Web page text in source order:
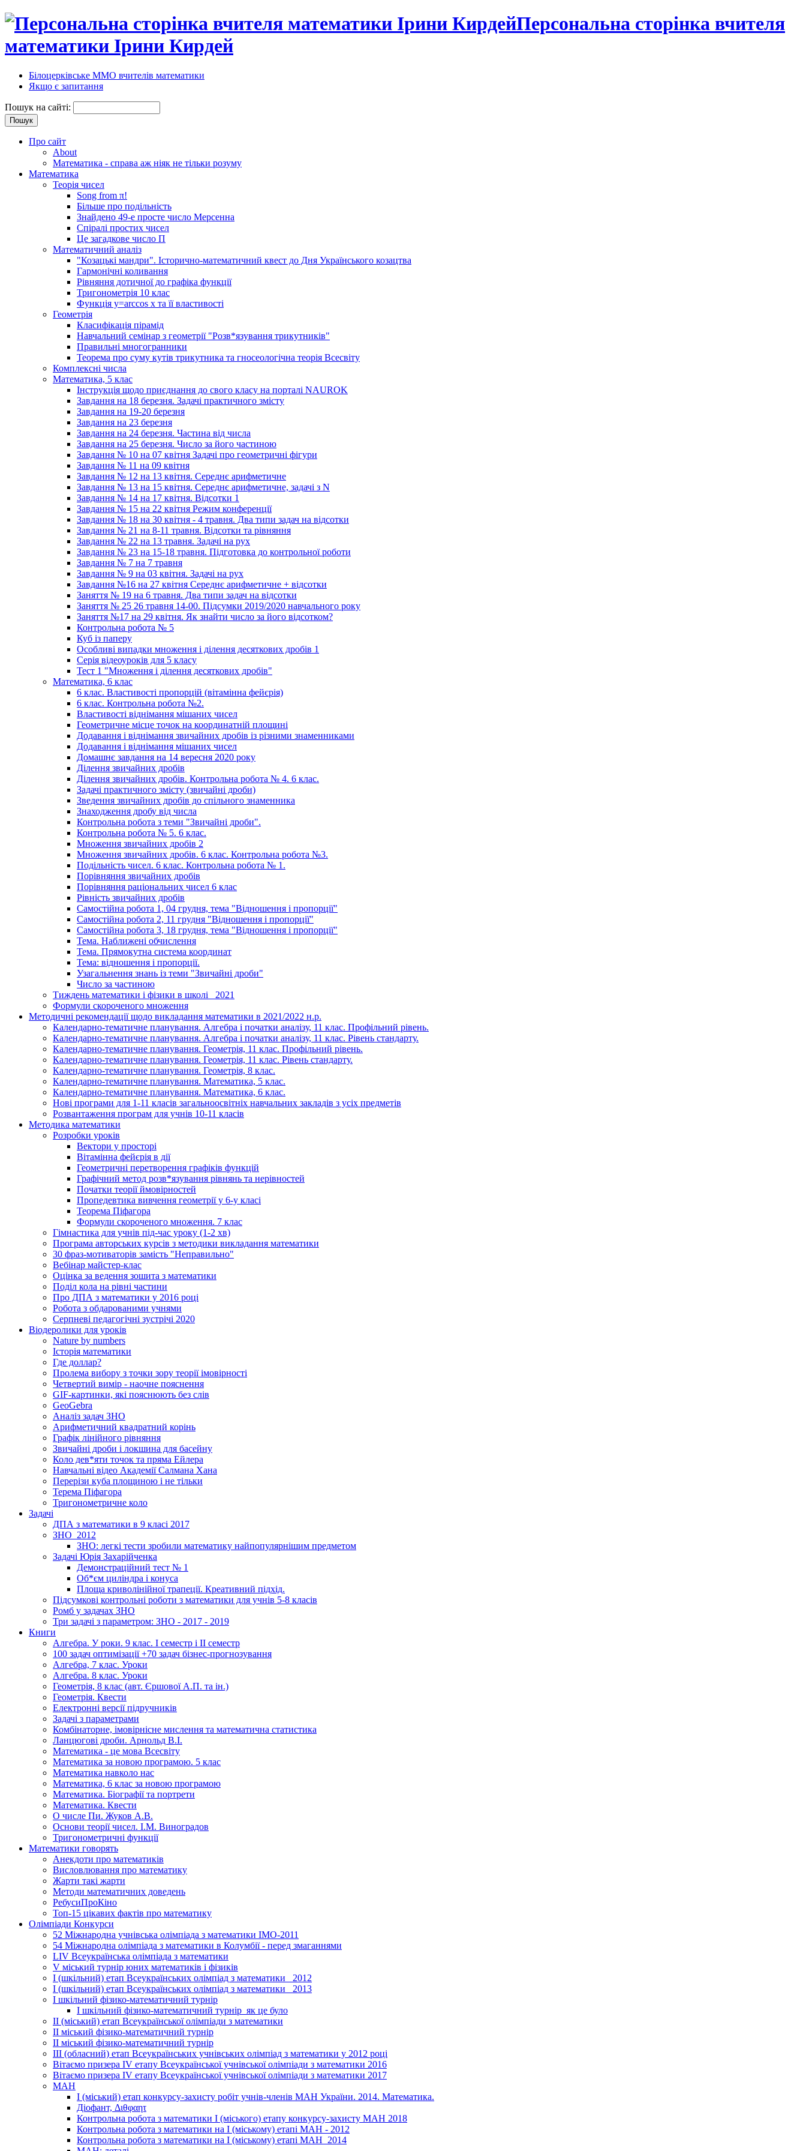
Персональна сторінка вчителя
математики Ірини Кирдей
Білоцерківське ММО вчителів математики
Якщо є запитання
Пошук на сайті:
Про сайт
About
Математика - справа аж ніяк не тільки розуму
Математика
Теорія чисел
Song from π!
Більше про подільність
Знайдено 49-е просте число Мерсенна
Спіралі простих чисел
Це загадкове число П
Математичний аналіз
"Козацькі мандри". Історично-математичний квест до Дня Українського козацтва
Гармонічні коливання
Рівняння дотичної до графіка функції
Тригонометрія 10 клас
Функція y=arccos x та її властивості
Геометрія
Класифікація пірамід
Навчальний семінар з геометрії "Розв*язування трикутників"
Правильні многогранники
Теорема про суму кутів трикутника та гносеологічна теорія Всесвіту
Комплексні числа
Математика, 5 клас
Інструкція щодо приєднання до свого класу на порталі NAUROK
Завдання на 18 березня. Задачі практичного змісту
Завдання на 19-20 березня
Завдання на 23 березня
Завдання на 24 березня. Частина від числа
Завдання на 25 березня. Число за його частиною
Завдання № 10 на 07 квітня Задачі про геометричні фігури
Завдання № 11 на 09 квітня
Завдання № 12 на 13 квітня. Середнє арифметичне
Завдання № 13 на 15 квітня. Середнє арифметичне, задачі з N
Завдання № 14 на 17 квітня. Відсотки 1
Завдання № 15 на 22 квітня Режим конференції
Завдання № 18 на 30 квітня - 4 травня. Два типи задач на відсотки
Завдання № 21 на 8-11 травня. Відсотки та рівняння
Завдання № 22 на 13 травня. Задачі на рух
Завдання № 23 на 15-18 травня. Підготовка до контрольної роботи
Завдання № 7 на 7 травня
Завдання № 9 на 03 квітня. Задачі на рух
Завдання №16 на 27 квітня Середнє арифметичне + відсотки
Заняття № 19 на 6 травня. Два типи задач на відсотки
Заняття № 25 26 травня 14-00. Підсумки 2019/2020 навчального року
Заняття №17 на 29 квітня. Як знайти число за його відсотком?
Контрольна робота № 5
Куб із паперу
Особливі випадки множення і ділення десяткових дробів 1
Серія відеоуроків для 5 класу
Тест 1 "Множення і ділення десяткових дробів"
Математика, 6 клас
6 клас. Властивості пропорцій (вітамінна фейєрія)
6 клас. Контрольна робота №2.
Властивості віднімання мішаних чисел
Геометричне місце точок на координатній площині
Додавання і віднімання звичайних дробів із різними знаменниками
Додавання і віднімання мішаних чисел
Домашнє завдання на 14 вересня 2020 року
Ділення звичайних дробів
Ділення звичайних дробів. Контрольна робота № 4. 6 клас.
Задачі практичного змісту (звичайні дроби)
Зведення звичайних дробів до спільного знаменника
Знаходження дробу від числа
Контрольна робота з теми "Звичайні дроби".
Контрольна робота № 5. 6 клас.
Множення звичайних дробів 2
Множення звичайних дробів. 6 клас. Контрольна робота №3.
Подільність чисел. 6 клас. Контрольна робота № 1.
Порівняння звичайних дробів
Порівняння раціональних чисел 6 клас
Рівність звичайних дробів
Самостійна робота 1, 04 грудня, тема "Відношення і пропорції"
Самостійна робота 2, 11 грудня "Відношення і пропорції"
Самостійна робота 3, 18 грудня, тема "Відношення і пропорції"
Тема. Наближені обчислення
Тема. Прямокутна система координат
Тема: відношення і пропорції.
Узагальнення знань із теми "Звичайні дроби"
Число за частиною
Тиждень математики і фізики в школі _2021
Формули скороченого множення
Методичні рекомендації щодо викладання математики в 2021/2022 н.р.
Календарно-тематичне планування. Алгебра і початки аналізу, 11 клас. Профільний рівень.
Календарно-тематичне планування. Алгебра і початки аналізу, 11 клас. Рівень стандарту.
Календарно-тематичне планування. Геометрія, 11 клас. Профільний рівень.
Календарно-тематичне планування. Геометрія, 11 клас. Рівень стандарту.
Календарно-тематичне планування. Геометрія, 8 клас.
Календарно-тематичне планування. Математика, 5 клас.
Календарно-тематичне планування. Математика, 6 клас.
Нові програми для 1-11 класів загальноосвітніх навчальних закладів з усіх предметів
Розвантаження програм для учнів 10-11 класів
Методика математики
Розробки уроків
Вектори у просторі
Вітамінна фейєрія в дії
Геометричні перетворення графіків функцій
Графічний метод розв*язування рівнянь та нерівностей
Початки теорії ймовірностей
Пропедевтика вивчення геометрії у 6-у класі
Теорема Піфагора
Формули скороченого множення. 7 клас
Гімнастика для учнів під-час уроку (1-2 хв)
Програма авторських курсів з методики викладання математики
30 фраз-мотиваторів замість "Неправильно"
Вебінар майстер-клас
Оцінка за ведення зошита з математики
Поділ кола на рівні частини
Про ДПА з математики у 2016 році
Робота з обдарованими учнями
Серпневі педагогічні зустрічі 2020
Віодеролики для уроків
Nature by numbers
Історія математики
Где доллар?
Пролема вибору з точки зору теорії імовірності
Четвертий вимір - наочне пояснення
GIF-картинки, які пояснюють без слів
GeoGebra
Аналіз задач ЗНО
Арифметичний квадратний корінь
Графік лінійного рівняння
Звичайні дроби і локшина для басейну
Коло дев*яти точок та пряма Ейлера
Навчальні відео Академії Салмана Хана
Перерізи куба площиною і не тільки
Терема Піфагора
Тригонометричне коло
Задачі
ДПА з математики в 9 класі 2017
ЗНО_2012
ЗНО: легкі тести зробили математику найпопулярнішим предметом
Задачі Юрія Захарійченка
Демонстраційний тест № 1
Об*єм циліндра і конуса
Площа криволінійної трапеції. Креативний підхід.
Підсумкові контрольні роботи з математики для учнів 5-8 класів
Ромб у задачах ЗНО
Три задачі з параметром: ЗНО - 2017 - 2019
Книги
Алгебра. У роки. 9 клас. І семестр і ІІ семестр
100 задач оптимізації +70 задач бізнес-прогнозування
Алгебра, 7 клас. Уроки
Алгебра. 8 клас. Уроки
Геометрія, 8 клас (авт. Єршової А.П. та ін.)
Геометрія. Квести
Електронні версії підручників
Задачі з параметрами
Комбінаторне, імовірнісне мислення та математична статистика
Ланцюгові дроби. Арнольд В.І.
Математика - це мова Всесвіту
Математика за новою програмою. 5 клас
Математика навколо нас
Математика, 6 клас за новою програмою
Математика. Біографії та портрети
Математика. Квести
О числе Пи. Жуков А.В.
Основи теорії чисел. І.М. Виноградов
Тригонометричні функції
Математики говорять
Анекдоти про математиків
Висловлювання про математику
Жарти такі жарти
Методи математичних доведень
РебусиПроКіно
Топ-15 цікавих фактів про математику
Олімпіади Конкурси
52 Міжнародна учнівська олімпіада з математики ІМО-2011
54 Міжнародна олімпіада з математики в Колумбії - перед змаганнями
LIV Всеукраїнська олімпіада з математики
V міський турнір юних математиків і фізиків
І (шкільний) етап Всеукраїнських олімпіад з математики _2012
І (шкільний) етап Всеукраїнських олімпіад з математики _2013
І шкільний фізико-математичний турнір
І шкільний фізико-математичний турнір_як це було
ІІ (міський) етап Всеукраїнської олімпіади з математики
ІІ міський фізико-математичний турнір
ІІ міський фізико-математичний турнір
ІІІ (обласний) етап Всеукраїнських учнівських олімпіад з математики у 2012 році
Вітаємо призера ІV етапу Всеукраїнської учнівської олімпіади з математики 2016
Вітаємо призера ІV етапу Всеукраїнської учнівської олімпіади з математики 2017
МАН
І (міський) етап конкурсу-захисту робіт учнів-членів МАН України. 2014. Математика.
Діофант, Διθφαητ
Контрольна робота з математики І (міського) етапу конкурсу-захисту МАН 2018
Контрольна робота з математики на І (міському) етапі МАН - 2012
Контрольна робота з математики на І (міському) етапі МАН_2014